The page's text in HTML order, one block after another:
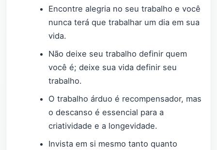
Encontre alegria no seu trabalho e você
nunca terá que trabalhar um dia em sua
vida.
Não deixe seu trabalho definir quem
você é; deixe sua vida definir seu
trabalho.
O trabalho árduo é recompensador, mas
o descanso é essencial para a
criatividade e a longevidade.
Invista em si mesmo tanto quanto